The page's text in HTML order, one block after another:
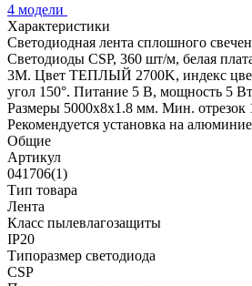
4 модели
Характеристики
Светодиодная лента сплошного
Светодиоды CSP, 360 шт/м, белая
3M. Цвет ТЕПЛЫЙ 2700K, индекс
угол 150°. Питание 5 В, мощность 5
Размеры 5000х8х1.8 мм. Мин. отрезок
Рекомендуется установка на
Общие
Артикул
041706(1)
Тип товара
Лента
Класс пылевлагозащиты
IP20
Типоразмер светодиода
CSP